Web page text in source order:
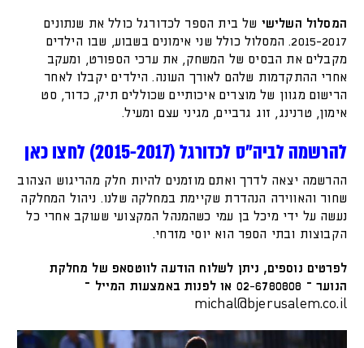
המסלול השלישי של בית הספר לכדורגל כולל את שנתונים
2015-2017. המסלול כולל שני אימונים בשבוע, שבו הילדים
מקבלים את הבסיס של המשחק, את ערכי הספורט, ומעקב
אחרי ההתקדמות שלהם לאורך העונה. הילדים יקבלו לאחר
הרישום מגוון של מוצרים איכותיים שכוללים תיק, כדור, סט
אימון, טרנינג, זוג גרביים, מגיני עצם ומעיל.
להרשמה לביה״ס לכדורגל (2015-2017) לחצו כאן
ההרשמה יצאה לדרך ואתם מוזמנים להיות חלק מהריגוש הצהוב
שחור והאווירה הנהדרת שקיימת במחלקה שלנו. ניהול המחלקה
נעשה על ידי מיכל בן עמי כשהמנהל המקצועי שעוקב אחרי כל
הקבוצות ובתי הספר הוא יוסי מזרחי.
לפרטים נוספים, ניתן לשלוח הודעה לווטסאפ של מחלקת
הנוער – 02-6780808 או לפנות באמצעות המייל –
michal@bjerusalem.co.il